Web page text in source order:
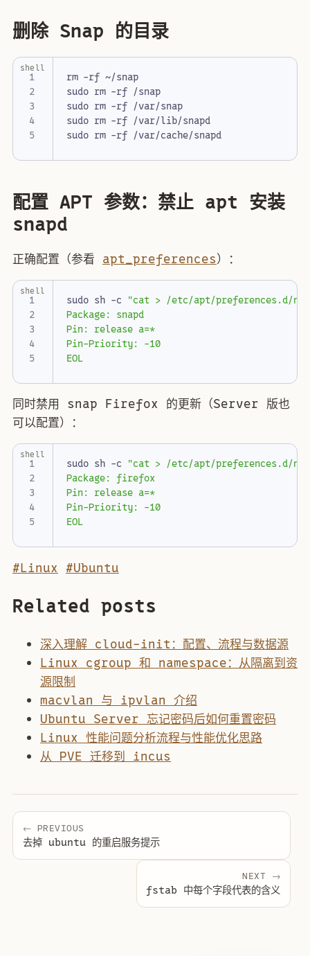
删除 Snap 的目录
1
2
4
5
shell
配置 APT 参数：禁止 apt 安装
snapd
正确配置（参看 apt_preferences）：
1
2
4
5
sudo sh -c "cat > /etc/apt/preferences.d/
EOL
shell
同时禁用 snap Firefox 的更新（Server 版也
可以配置）：
1
2
4
5
sudo sh -c "cat > /etc/apt/preferences.d/
EOL
shell
#Linux #Ubuntu
Related posts
深入理解 cloud-init：配置、流程与数据源
Linux cgroup 和 namespace：从隔离到资
源限制
macvlan 与 ipvlan 介绍
Ubuntu Server 忘记密码后如何重置密码
Linux 性能问题分析流程与性能优化思路
从 PVE 迁移到 incus
← PREVIOUS
去掉 ubuntu 的重启服务提示
NEXT →
fstab 中每个字段代表的含义